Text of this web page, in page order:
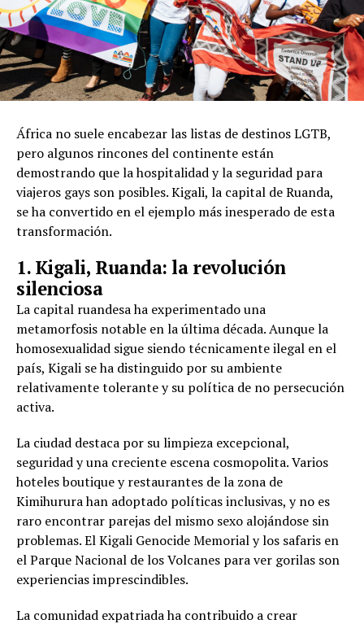
África no suele encabezar las listas de destinos LGTB,
pero algunos rincones del continente están
demostrando que la hospitalidad y la seguridad para
viajeros gays son posibles. Kigali, la capital de Ruanda,
se ha convertido en el ejemplo más inesperado de esta
transformación.
1. Kigali, Ruanda: la revolución
silenciosa
La capital ruandesa ha experimentado una
metamorfosis notable en la última década. Aunque la
homosexualidad sigue siendo técnicamente ilegal en el
país, Kigali se ha distinguido por su ambiente
relativamente tolerante y su política de no persecución
activa.
La ciudad destaca por su limpieza excepcional,
seguridad y una creciente escena cosmopolita. Varios
hoteles boutique y restaurantes de la zona de
Kimihurura han adoptado políticas inclusivas, y no es
raro encontrar parejas del mismo sexo alojándose sin
problemas. El Kigali Genocide Memorial y los safaris en
el Parque Nacional de los Volcanes para ver gorilas son
experiencias imprescindibles.
La comunidad expatriada ha contribuido a crear